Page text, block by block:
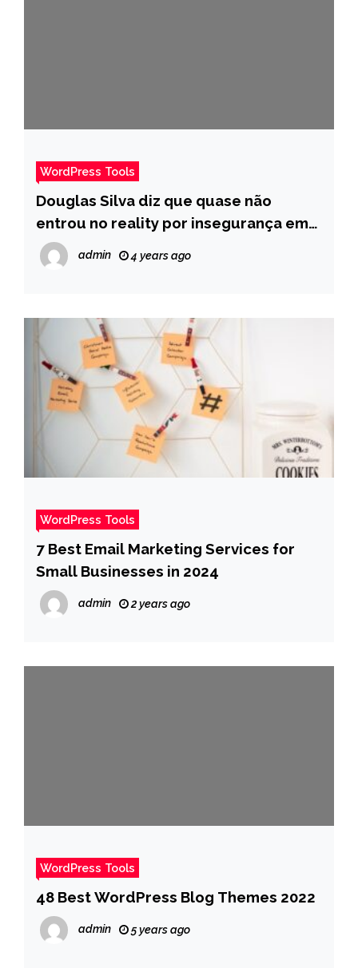
WordPress Tools
Douglas Silva diz que quase não
entrou no reality por insegurança em
relação à filha – Pais
admin 4 years ago
WordPress Tools
7 Best Email Marketing Services for
Small Businesses in 2024
admin 2 years ago
WordPress Tools
48 Best WordPress Blog Themes 2022
admin 5 years ago